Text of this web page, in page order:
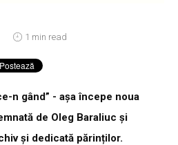
1 min read
n gând” - așa începe noua
de Oleg Baraliuc și
și dedicată părinților.